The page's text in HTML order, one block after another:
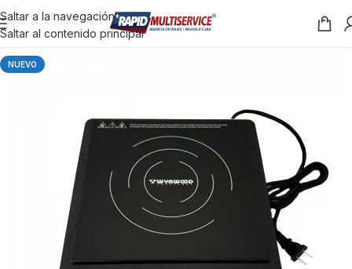
Saltar a la navegación
Saltar al contenido principal
NUEVO